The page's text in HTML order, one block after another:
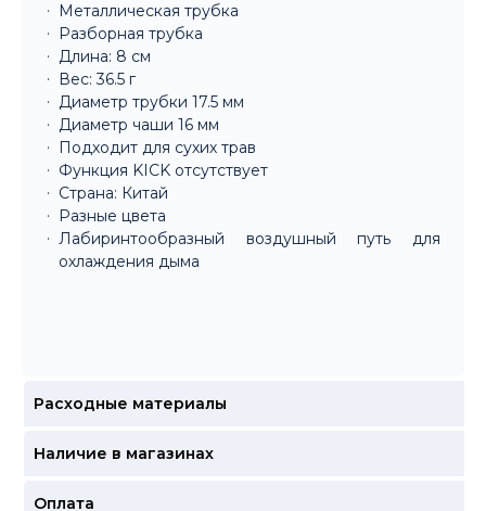
Металлическая трубка
Разборная трубка
Длина: 8 см
Вес: 36.5 г
Диаметр трубки 17.5 мм
Диаметр чаши 16 мм
Подходит для сухих трав
Функция KICK отсутствует
Страна: Китай
Разные цвета
Лабиринтообразный воздушный путь для
охлаждения дыма
Расходные материалы
Наличие в магазинах
Оплата